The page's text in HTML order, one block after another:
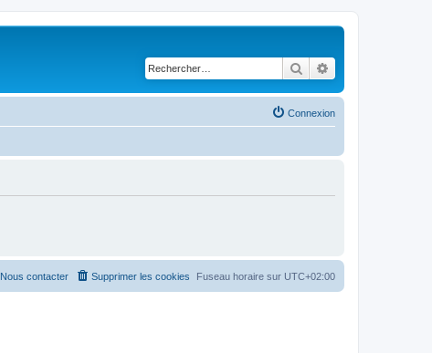
Rechercher
Connexion
Fuseau horaire sur UTC+02:00
Supprimer les cookies
Nous contacter